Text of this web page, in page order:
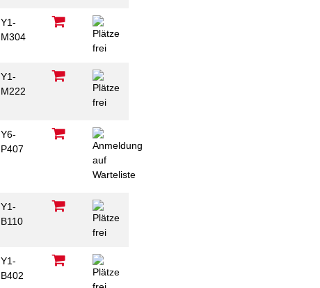
Y1-
M304
Y1-
M222
Y6-
P407
Y1-
B110
Y1-
B402